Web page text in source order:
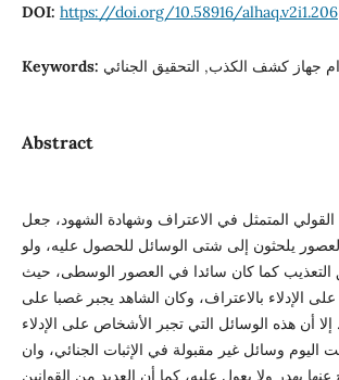
DOI: https://doi.org/10.58916/alhaq.v2i1.206
Keywords: جهاز كشف الكذب, التحقيق الجنائي
Abstract
القولي المتمثل في الاعتراف وشهادة الشهود، جعل
يلحثون إلى شتى الوسائل للحصول عليه، ولو
كما كان سائدا في العصور الوسطى، حيث
الإدلاء بالاعتراف، وكان الشاهد يجبر غصبا على
إلا أن هذه الوسائل التي تجبر الأشخاص على الإدلاء
اليوم وسائل غير مقبولة في الإثبات الجنائي، وان
عنها يهدر ولا يعول عليه، كما أن العديد من القوانين